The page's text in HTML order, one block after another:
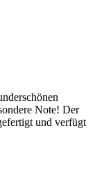
Note! Der
und verfügt